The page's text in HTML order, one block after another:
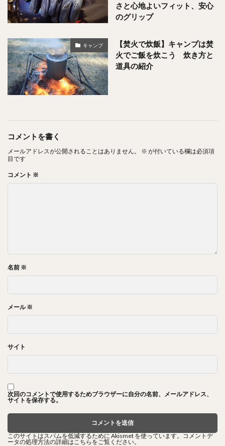
さと心地よいフィット、安心
のグリップ
キャンプ
【焚火で炊飯】キャンプは焚
火でご飯を炊こう 炊き方と
道具の紹介
コメントを書く
メールアドレスが公開されることはありません。 ※ が付いている欄は必須項
目です
コメント ※
名前 ※
メール※
サイト
次回のコメントで使用するためブラウザーに自分の名前、メールアドレス、
サイトを保存する。
このサイトはスパムを低減するために Akismet を使っています。
コメントデ
ータの処理方法の詳細はこちらをご覧ください。